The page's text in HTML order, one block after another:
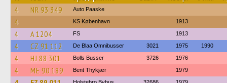
4 NR 93 349 Auto Paaske
4 KS København 1913
4 A 1204 FS 1913
4 CZ 91 112 De Blaa Omnibusser 3021 1975 1990
4 HJ 88 301 Bolls Busser 3726 1976
4 ME 90 189 Bent Thykjær 1979